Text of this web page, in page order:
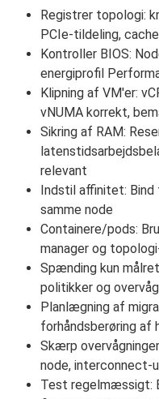
Registrer topologi:
PCIe-tildeling,
Kontroller BIOS:
energiprofil
Klipning af VM'er:
vNUMA korrekt,
Sikring af RAM:
relevant
Indstil affinitet:
samme node
Containere/pods:
manager og
Spænding kun
politikker og
Planlægning af
forhåndsberøring af
Skærp
node, interconnect-
Test regelmæssigt: